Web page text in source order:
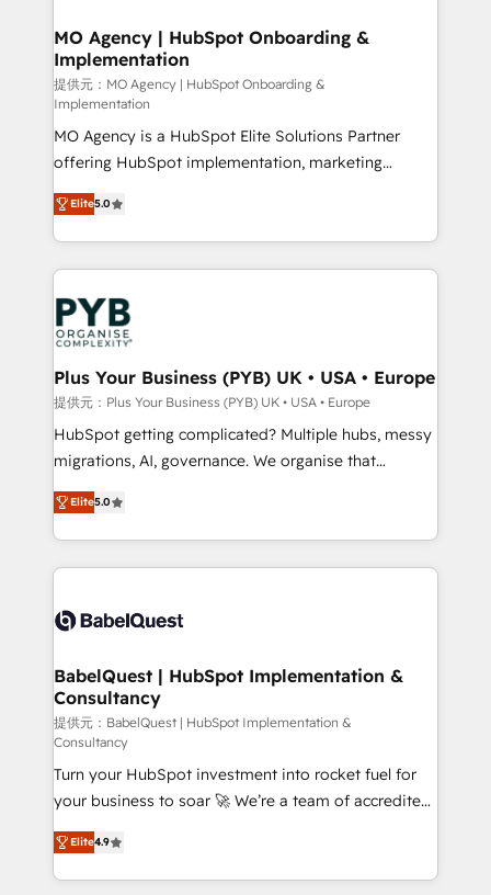
architectures that accelerate revenue operations and
performance. - Multi-object CRM migration, cleanup,
and implementation. - Pre-built and custom
integrations across your full tech stack. - Custom
object setup, CMS builds, and full-funnel automation.
- Dashboards, lifecycle campaigns, and lead
nurturing sequences. - Cross-hub setup across
Marketing, Sales, Operations, and Service Hubs. -
Ongoing optimization, managed support, and
scalable retainers. Let’s make HubSpot your most
powerful growth engine. Built to convert, scale, and
drive results.
MO Agency | HubSpot Onboarding &
Implementation
提供元：MO Agency | HubSpot Onboarding &
Implementation
MO Agency is a HubSpot Elite Solutions Partner
offering HubSpot implementation, marketing
automation, CRM and RevOps consulting, B2B SEO,
paid media, content marketing, AEO and GEO (AI
search optimisation), and HubSpot Content Hub and
WordPress development. We work with enterprise
and growth-led companies across technology,
professional services, financial services and
industrial sectors. Offices in Johannesburg, Cape
Town, Dubai & London. 500+ HubSpot CRM
implementations delivered. AI visibility coverage
across ChatGPT, Claude, Perplexity, Gemini and
Google AI Overviews. HubSpot Impact Award -
Innovation HubSpot Impact Award - Platform
Migration Excellence HubSpot Impact Award -
accreditations with HubSpot.
Elite5.0
Plus Your Business (PYB) UK • USA • Europe
提供元：Plus Your Business (PYB) UK • USA • Europe
HubSpot getting complicated? Multiple hubs, messy
migrations, AI, governance. We organise that
complexity, so your team can put HubSpot to work...
Welcome to our Profile! We help with: • CRM
implementation, reports, workflows, and team
training • CRM migration from Salesforce, Pipedrive,
custom API integrations • AI governance for
Boutique 'Elite' team of 12 • 150+ clients across Sales
Hub, Marketing Hub, Service Hub, Data Hub and
CMS • ISO/IEC 27001:2022, ISO 9001:2015, and ISO
42001:2023 certified - the AI management standard •
GuardHub: our AI governance framework, built on
ISO 42001 Ready for the next step? Click the 👈
'𝗖𝗼𝗻𝘁𝗮𝗰𝘁 𝗯𝘂𝘀𝗶𝗻𝗲𝘀𝘀' button to get in touch (𝘸𝘦'𝘳𝘦
𝘴𝘶𝘱𝘦𝘳 𝘳𝘦𝘴𝘱𝘰𝘯𝘴𝘪𝘷𝘦)
Elite5.0
BabelQuest | HubSpot Implementation &
Consultancy
提供元：BabelQuest | HubSpot Implementation &
Consultancy
Turn your HubSpot investment into rocket fuel for
your business to soar 🚀 We’re a team of accredited
HubSpot experts ready to help you. We can
implement the platform into complex business
environments, optimise what you've got and make
Elite4.9